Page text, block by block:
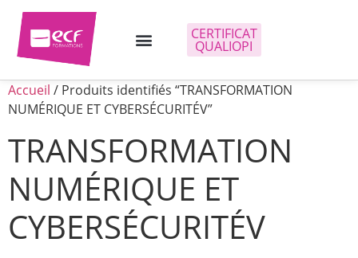
CERTIFICAT
QUALIOPI
Accueil / Produits identifiés “TRANSFORMATION
NUMÉRIQUE ET CYBERSÉCURITÉV”
TRANSFORMATION
NUMÉRIQUE ET
CYBERSÉCURITÉV